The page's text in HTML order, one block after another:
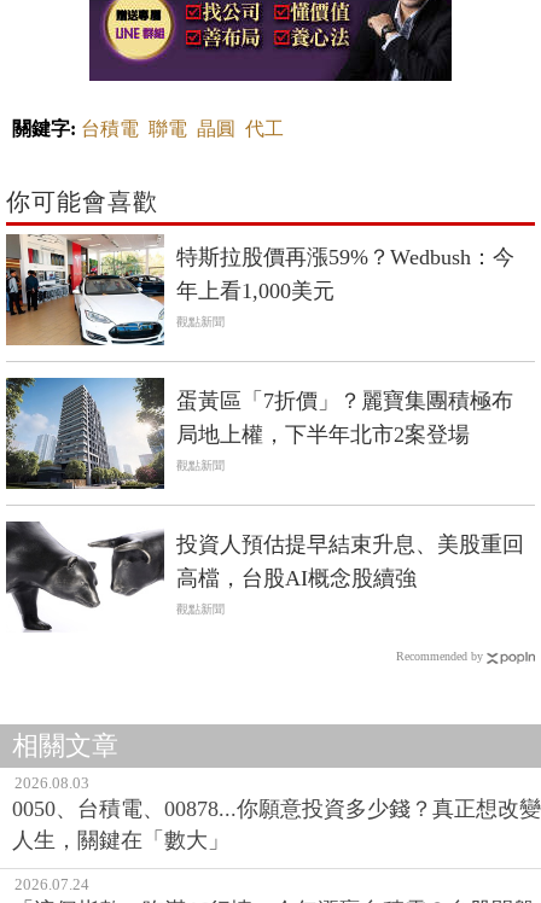
關鍵字: 台積電 聯電 晶圓 代工
你可能會喜歡
特斯拉股價再漲59%？Wedbush：今
年上看1,000美元
觀點新聞
蛋黃區「7折價」？麗寶集團積極布
局地上權，下半年北市2案登場
觀點新聞
投資人預估提早結束升息、美股重回
高檔，台股AI概念股續強
觀點新聞
Recommended by
相關文章
2026.08.03
0050、台積電、00878...你願意投資多少錢？真正想改變
人生，關鍵在「數大」
2026.07.24